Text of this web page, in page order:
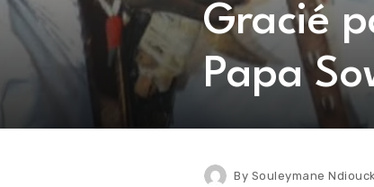
Gracié
Papa
By Souleymane